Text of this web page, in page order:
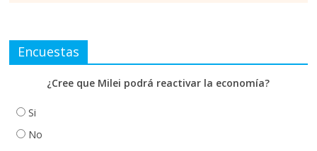
Encuestas
¿Cree que Milei podrá reactivar la economía?
Si
No